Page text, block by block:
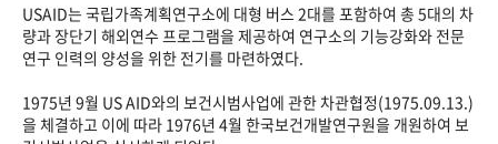
USAID는 국립가족계획연구소에 대형 버스 2대를 포함하여 총 5대의 차
량과 장단기 해외연수 프로그램을 제공하여 연구소의 기능강화와 전문
연구 인력의 양성을 위한 전기를 마련하였다.
1975년 9월 US AID와의 보건시범사업에 관한 차관협정(1975.09.13.)
을 체결하고 이에 따라 1976년 4월 한국보건개발연구원을 개원하여 보